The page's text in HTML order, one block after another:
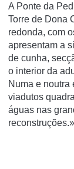
A Ponte da
Torre de Dona
redonda, com
apresentam a
de cunha,
o interior da
Numa e noutra
viadutos
águas nas